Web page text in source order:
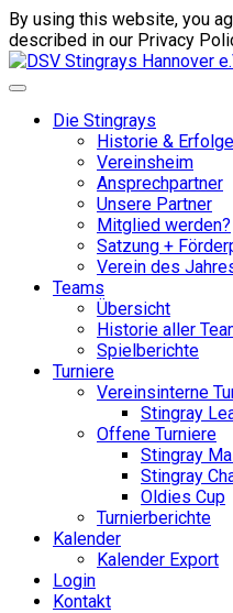
By using this website, you
described in our Privacy
Die Stingrays
Historie & Erfolge
Vereinsheim
Ansprechpartner
Unsere Partner
Mitglied werden?
Satzung +
Verein des
Teams
Übersicht
Historie aller
Spielberichte
Turniere
Vereinsinterne
Stingray
Offene Turniere
Stingray
Stingray
Oldies Cup
Turnierberichte
Kalender
Kalender Export
Login
Kontakt